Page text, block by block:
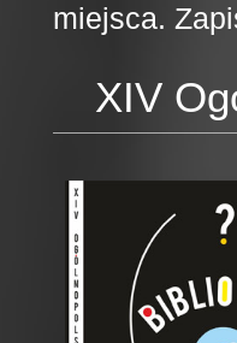
miejsca.
XIV